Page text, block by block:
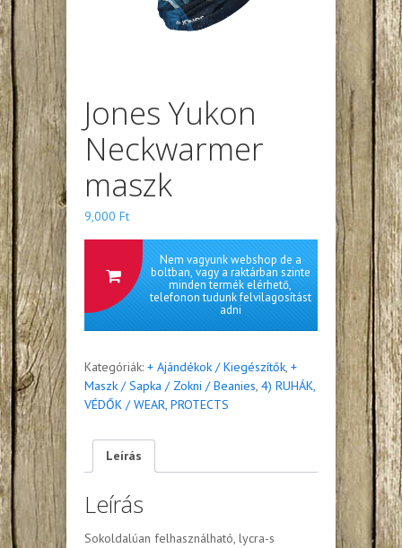
Jones Yukon
Neckwarmer
maszk
9,000 Ft
Nem vagyunk webshop de a
boltban, vagy a raktárban szinte
minden termék elérhető,
telefonon tudunk felvilagosítást
adni
Kategóriák: + Ajándékok / Kiegészítők, +
Maszk / Sapka / Zokni / Beanies, 4) RUHÁK,
VÉDŐK / WEAR, PROTECTS
Leírás
Leírás
Sokoldalúan felhasználható, lycra-s